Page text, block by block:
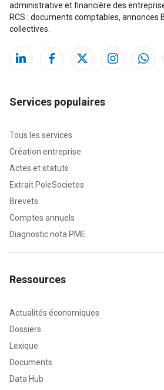
administrative et financière des
RCS : documents comptables, annonces
collectives.
Services populaires
Tous les services
Création entreprise
Actes et statuts
Extrait PoleSocietes
Brevets
Comptes annuels
Diagnostic nota PME
Ressources
Actualités économiques
Dossiers
Lexique
Documents
Data Hub